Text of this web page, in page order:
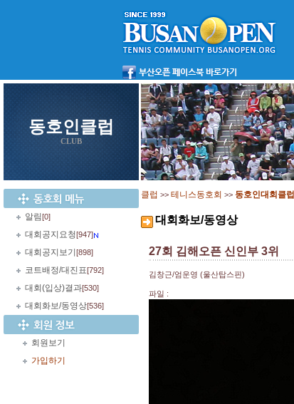
동호인클럽
CLUB
알림[0]
대회공지요청[947]
대회공지보기 [898]
코트배정/대진표[792]
대회(입상)결과[530]
대회화보/동영상[536]
회원보기
가입하기
클럽 >> 테니스동호회 >> 동호인대회클럽
대회화보/동영상
27회 김해오픈 신인부 3위
김창근/엄운영 (울산탑스핀)
파일 :